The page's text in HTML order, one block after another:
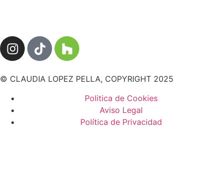
© CLAUDIA LOPEZ PELLA, COPYRIGHT 2025
Politica de Cookies
Aviso Legal
Política de Privacidad